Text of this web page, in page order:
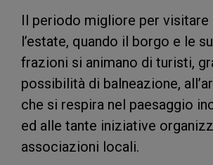
Il periodo migliore per visitare
l’estate, quando il borgo e le
frazioni si animano di turisti,
possibilità di balneazione,
che si respira nel paesaggio
ed alle tante iniziative
associazioni locali.